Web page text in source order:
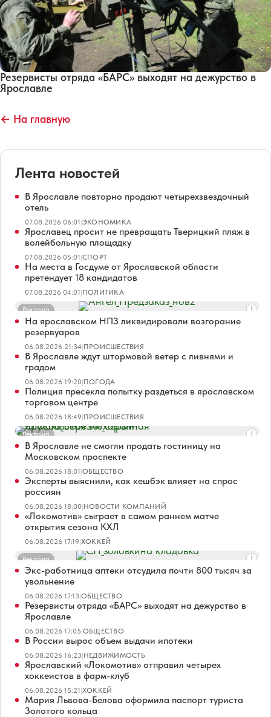
Резервисты отряда «БАРС» выходят на дежурство в
Ярославле
← На главную
Лента новостей
В Ярославле повторно продают четырехзвездочный
отель
07.08.2026 06:01|ЭКОНОМИКА
Ярославец просит не превращать Тверицкий пляж в
волейбольную площадку
07.08.2026 05:01|СПОРТ
На места в Госдуме от Ярославской области
претендует 18 кандидатов
07.08.2026 04:01|ПОЛИТИКА
Реклама
На ярославском НПЗ ликвидировали возгорание
резервуаров
06.08.2026 21:34|ПРОИСШЕСТВИЯ
В Ярославле ждут штормовой ветер с ливнями и
градом
06.08.2026 19:20|ПОГОДА
Полиция пресекла попытку раздеться в ярославском
торговом центре
06.08.2026 18:49|ПРОИСШЕСТВИЯ
Реклама
В Ярославле не смогли продать гостиницу на
Московском проспекте
06.08.2026 18:01|ОБЩЕСТВО
Эксперты выяснили, как кешбэк влияет на спрос
россиян
06.08.2026 18:00|НОВОСТИ КОМПАНИЙ
«Локомотив» сыграет в самом раннем матче
открытия сезона КХЛ
06.08.2026 17:19|ХОККЕЙ
Реклама
Экс-работница аптеки отсудила почти 800 тысяч за
увольнение
06.08.2026 17:13|ОБЩЕСТВО
Резервисты отряда «БАРС» выходят на дежурство в
Ярославле
06.08.2026 17:05|ОБЩЕСТВО
В России вырос объем выдачи ипотеки
06.08.2026 16:23|НЕДВИЖИМОСТЬ
Ярославский «Локомотив» отправил четырех
хоккеистов в фарм-клуб
06.08.2026 15:21|ХОККЕЙ
Мария Львова-Белова оформила паспорт туриста
Золотого кольца